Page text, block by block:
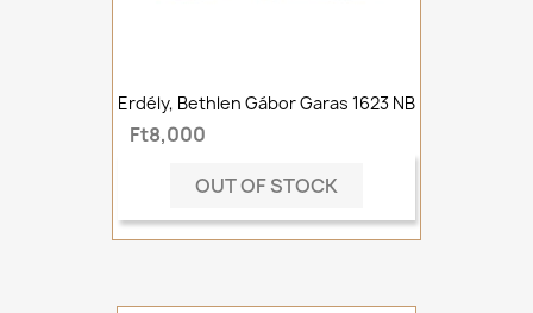
Erdély, Bethlen Gábor Garas 1623 NB
Ft8,000
OUT OF STOCK